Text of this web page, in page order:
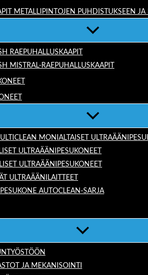
METALLIPINTOJEN PUHDISTUKSEEN JA
RAEPUHALLUSKAAPIT
MISTRAL-RAEPUHALLUSKAAPIT
MONIALTAISET
ULTRAÄÄNIPESUKONEET
ULTRAÄÄNIPESUKONEET
ULTRAÄÄNILAITTEET
AUTOCLEAN-SARJA
JA MEKANISOINTI